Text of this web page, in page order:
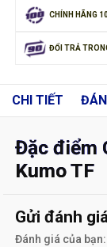
CHÍNH HÃNG
ĐỔI TRẢ
CHI TIẾT
Đặc điểm
Kumo TF
Gửi đánh
Đánh giá của bạn: